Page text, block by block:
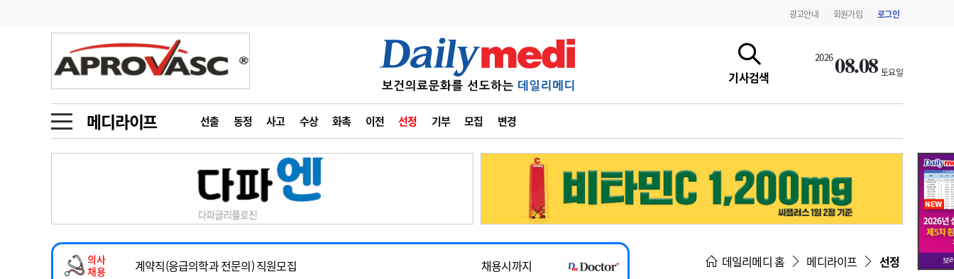
광고안내 회원가입 로그인
기사검색
202608.08 토요일
메디라이프 선출 동정 사고 수상 화촉 이전 선정 기부 모집 변경
금주의 검색어
1
의사인력 수급 추계
2
성분명 처방
3
AI의료
4
전공의 모집 결과
6
관리급여 실시
지필공 지원책
수련환경 개선
의과대학 입시
메디인포 인사 사고
오피니언 칼럼 수첩
인물 피플
동영상뉴스
포토뉴스
메디 Hospital 지역병원 중소병원
인포메이션 행정처분 판례 정책/통계 공시 지침·기준·평가 약제급여 심사 결과
의사
채용
2026년 하반기 인턴 모집
~2026-08-31
마취통증의학과 임기제 임상의사 채용
채용시까지
계약직(응급의학과 전문의) 직원모집
채용시까지
데일리메디 홈 메디라이프 선정